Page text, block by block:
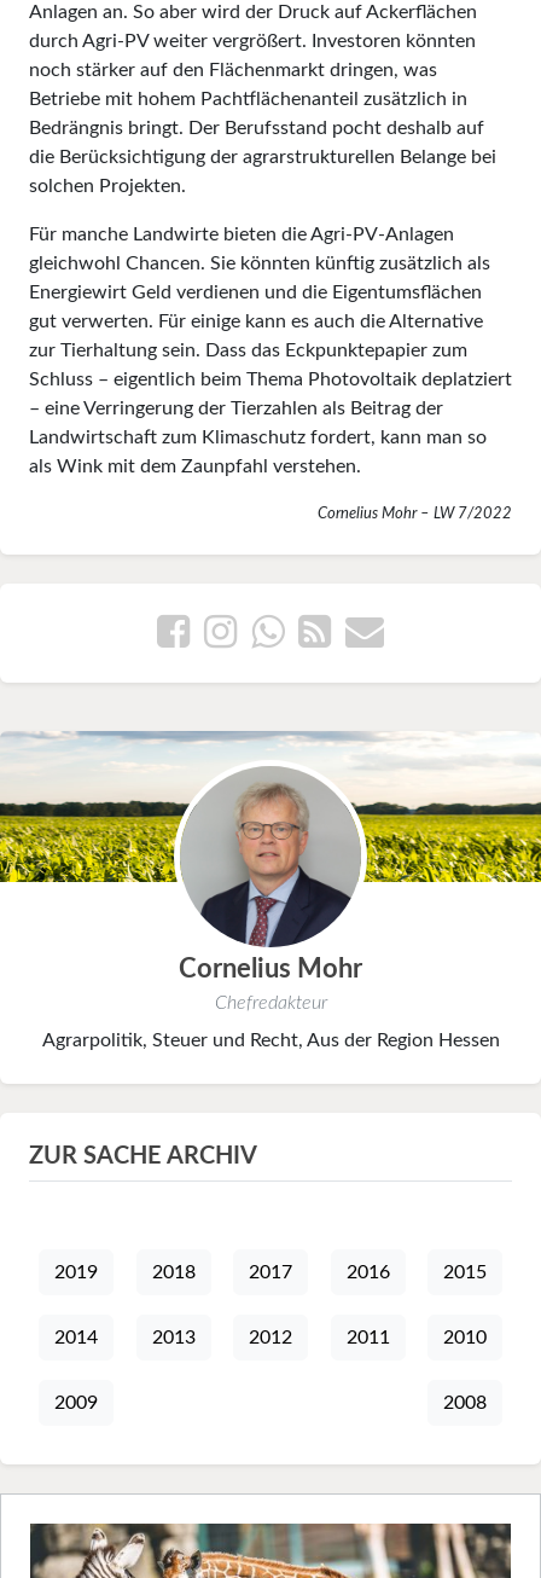
Anlagen an. So aber wird der Druck auf Ackerflächen
durch Agri-PV weiter vergrößert. Investoren könnten
noch stärker auf den Flächenmarkt dringen, was
Betriebe mit hohem Pachtflächenanteil zusätzlich in
Bedrängnis bringt. Der Berufsstand pocht deshalb auf
die Berücksichtigung der agrarstrukturellen Belange bei
solchen Projekten.
Für manche Landwirte bieten die Agri-PV-Anlagen
gleichwohl Chancen. Sie könnten künftig zusätzlich als
Energiewirt Geld verdienen und die Eigentumsflächen
gut verwerten. Für einige kann es auch die Alternative
zur Tierhaltung sein. Dass das Eckpunktepapier zum
Schluss – eigentlich beim Thema Photovoltaik deplatziert
– eine Verringerung der Tierzahlen als Beitrag der
Landwirtschaft zum Klimaschutz fordert, kann man so
als Wink mit dem Zaunpfahl verstehen.
Cornelius Mohr – LW 7/2022
Cornelius Mohr
Chefredakteur
Agrarpolitik, Steuer und Recht, Aus der Region Hessen
ZUR SACHE ARCHIV
2019 2018 2017 2016 2015
2014 2013 2012 2011 2010
2009 2008